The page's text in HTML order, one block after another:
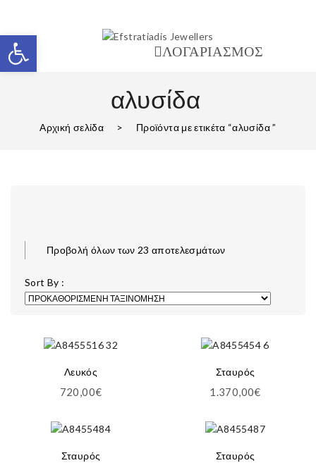
ΛΟΓΑΡΙΑΣΜΟΣ
αλυσίδα
Αρχική σελίδα > Προϊόντα με ετικέτα “αλυσίδα ”
Προβολή όλων των 23 αποτελεσμάτων
Sort By :
Λευκός
720,00€
Σταυρός
1.370,00€
Σταυρός Σταυρός
Ανοίξτε τη γραμμή εργαλείων